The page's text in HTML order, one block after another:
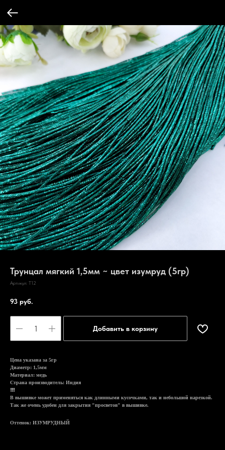
Трунцал мягкий 1,5мм ~ цвет изумруд (5гр)
Артикул: T12
93 руб.
Добавить в корзину
Цена указана за 5гр
Диаметр: 1,5мм
Материал: медь
Страна производитель: Индия
❗❗❗
В вышивке может применяться как длинными кусочками, так и небольшой нарезкой.
Так же очень удобен для закрытия "просветов" в вышивке.
Оттенок: ИЗУМРУДНЫЙ